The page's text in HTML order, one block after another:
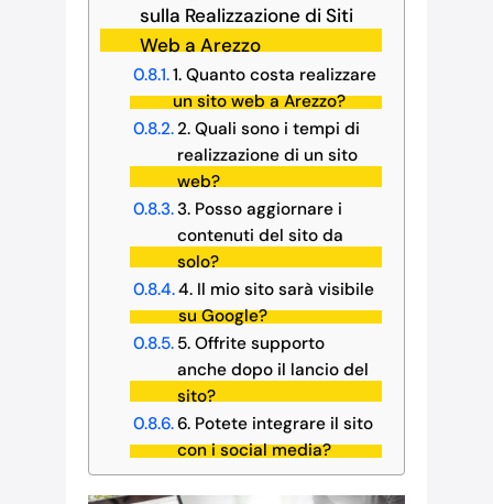
sulla Realizzazione di Siti
Web a Arezzo
1. Quanto costa realizzare
un sito web a Arezzo?
2. Quali sono i tempi di
realizzazione di un sito
web?
3. Posso aggiornare i
contenuti del sito da
solo?
4. Il mio sito sarà visibile
su Google?
5. Offrite supporto
anche dopo il lancio del
sito?
6. Potete integrare il sito
con i social media?